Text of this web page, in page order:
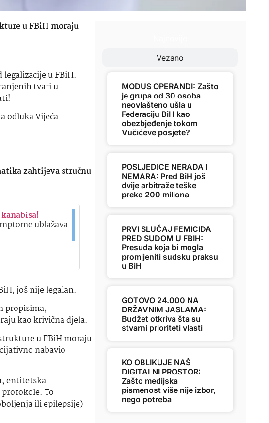
u FBiH moraju
u FBiH.
tvari u
odluka Vijeća
zahtijeva stručnu
ublažava
još nije legalan.
propisima,
kao krivična djela.
u FBiH moraju
nabavio
entitetska
To
ili epilepsije)
Vezano
MODUS OPERANDI: Zašto
je grupa od 30 osoba
neovlašteno ušla u
Federaciju BiH kao
obezbjeđenje tokom
Vučićeve posjete?
POSLJEDICE NERADA I
NEMARA: Pred BiH još
dvije arbitraže teške
preko 200 miliona
PRVI SLUČAJ FEMICIDA
PRED SUDOM U FBIH:
Presuda koja bi mogla
promijeniti sudsku praksu
u BiH
GOTOVO 24.000 NA
DRŽAVNIM JASLAMA:
Budžet otkriva šta su
stvarni prioriteti vlasti
KO OBLIKUJE NAŠ
DIGITALNI PROSTOR:
Zašto medijska
pismenost više nije izbor,
nego potreba